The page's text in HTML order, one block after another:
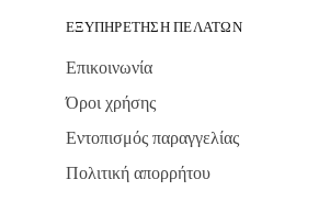
ΕΞΥΠΗΡΈΤΗΣΗ ΠΕΛΑΤΏΝ
Επικοινωνία
Όροι χρήσης
Εντοπισμός παραγγελίας
Πολιτική απορρήτου